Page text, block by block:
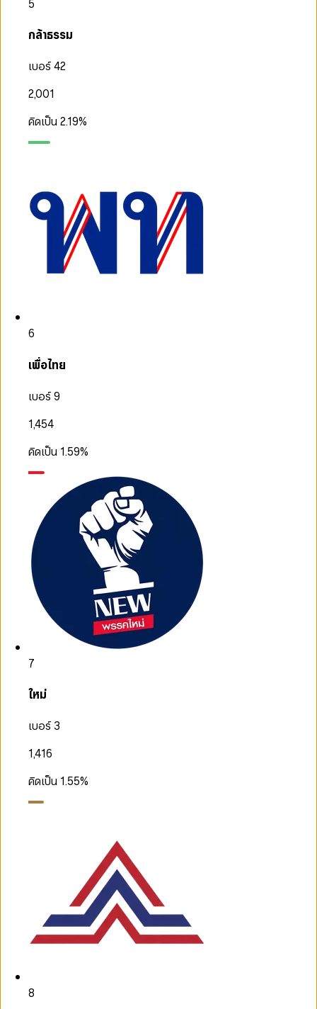
5
กล้าธรรม
เบอร์ 42
2,001
คิดเป็น2.19%
6
เพื่อไทย
เบอร์ 9
1,454
คิดเป็น 1.59%
7
ใหม่
เบอร์ 3
1,416
คิดเป็น 1.55%
8